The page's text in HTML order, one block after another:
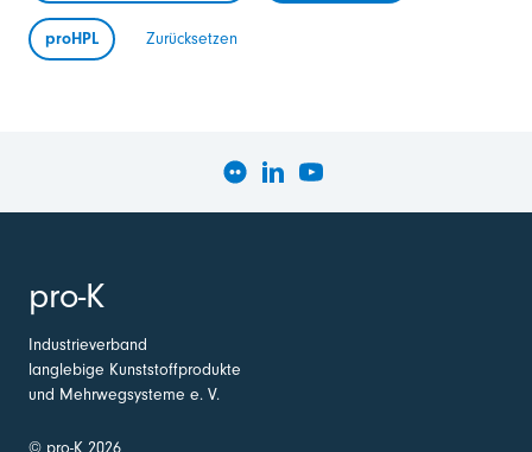
proHPL Zurücksetzen
pro-K
Industrieverband
langlebige Kunststoffprodukte
und Mehrwegsysteme e. V.
© pro-K 2026